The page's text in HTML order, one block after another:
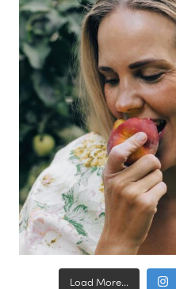
Load More...